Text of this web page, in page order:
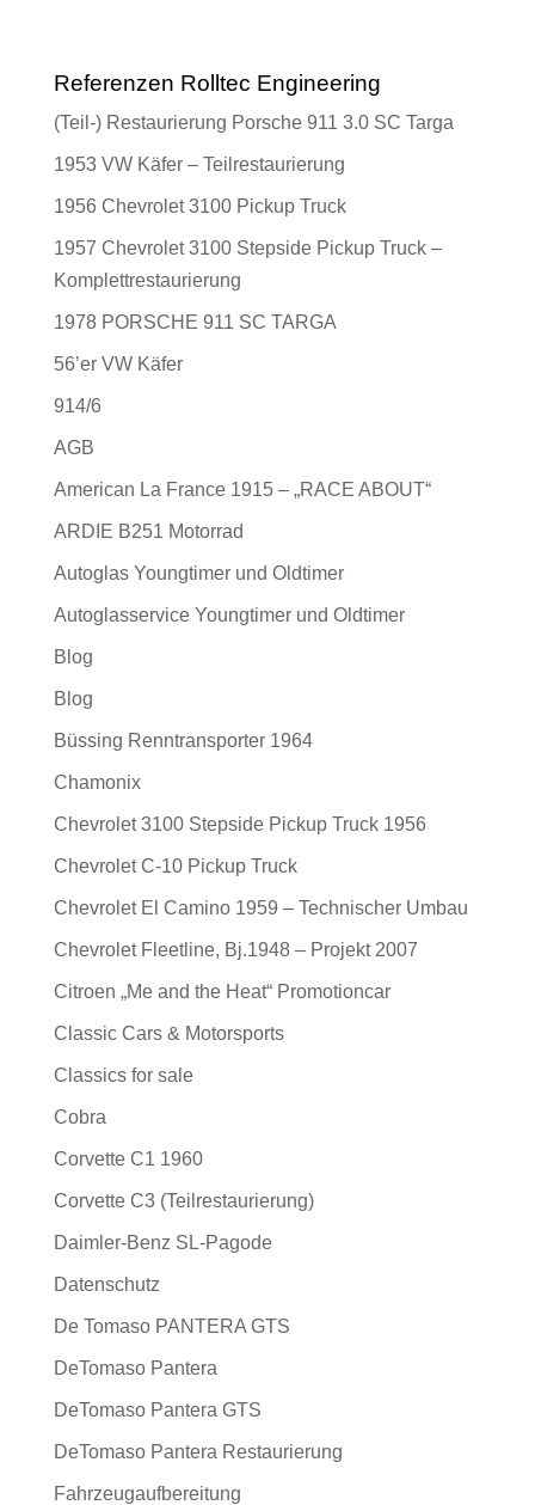
Referenzen Rolltec Engineering
(Teil-) Restaurierung Porsche 911 3.0 SC Targa
1953 VW Käfer – Teilrestaurierung
1956 Chevrolet 3100 Pickup Truck
1957 Chevrolet 3100 Stepside Pickup Truck –
Komplettrestaurierung
1978 PORSCHE 911 SC TARGA
56’er VW Käfer
914/6
AGB
American La France 1915 – „RACE ABOUT“
ARDIE B251 Motorrad
Autoglas Youngtimer und Oldtimer
Autoglasservice Youngtimer und Oldtimer
Blog
Blog
Büssing Renntransporter 1964
Chamonix
Chevrolet 3100 Stepside Pickup Truck 1956
Chevrolet C-10 Pickup Truck
Chevrolet El Camino 1959 – Technischer Umbau
Chevrolet Fleetline, Bj.1948 – Projekt 2007
Citroen „Me and the Heat“ Promotioncar
Classic Cars & Motorsports
Classics for sale
Cobra
Corvette C1 1960
Corvette C3 (Teilrestaurierung)
Daimler-Benz SL-Pagode
Datenschutz
De Tomaso PANTERA GTS
DeTomaso Pantera
DeTomaso Pantera GTS
DeTomaso Pantera Restaurierung
Fahrzeugaufbereitung